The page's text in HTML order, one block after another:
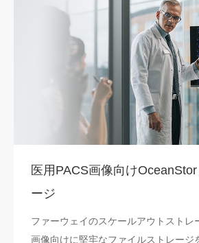
医用PACS画像向け
ージ
ファーウェイのスケールアウトストレ
画像向けに堅牢なファイルストレージ